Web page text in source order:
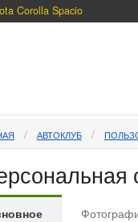
Corolla Spacio
АВТОКЛУБ